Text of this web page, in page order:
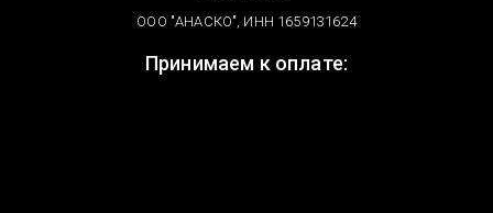
ООО "АНАСКО", ИНН 1659131624
Принимаем к оплате: